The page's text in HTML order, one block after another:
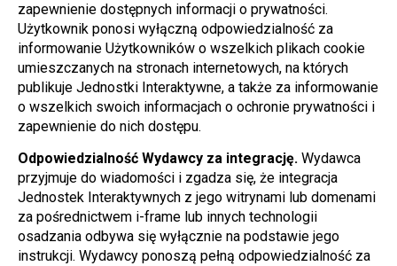
zapewnienie dostępnych informacji o prywatności.
Użytkownik ponosi wyłączną odpowiedzialność za
informowanie Użytkowników o wszelkich plikach cookie
umieszczanych na stronach internetowych, na których
publikuje Jednostki Interaktywne, a także za informowanie
o wszelkich swoich informacjach o ochronie prywatności i
zapewnienie do nich dostępu.
Odpowiedzialność Wydawcy za integrację. Wydawca
przyjmuje do wiadomości i zgadza się, że integracja
Jednostek Interaktywnych z jego witrynami lub domenami
za pośrednictwem i-frame lub innych technologii
osadzania odbywa się wyłącznie na podstawie jego
instrukcji. Wydawcy ponoszą pełną odpowiedzialność za